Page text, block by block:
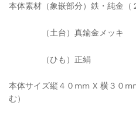
本体素材（象嵌部分）鉄・純金（
（土台）真鍮金メッキ
（ひも）正絹
本体サイズ縦４０mm X 横３０
む）